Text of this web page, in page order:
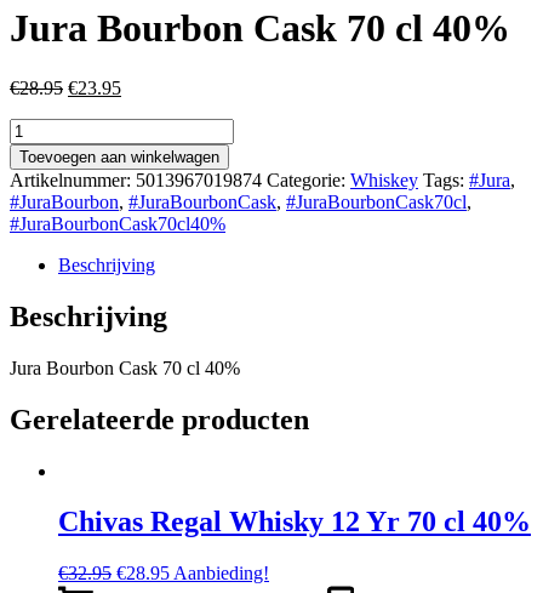
Jura Bourbon Cask 70 cl 40%
€28.95 Oorspronkelijke
€28.95.
€23.95Huidige
€23.95.
Jura
Bourbon
Cask
70
cl
40%
aantal
Toevoegen aan winkelwagen
Artikelnummer: 5013967019874 Categorie: Whiskey Tags: #Jura,
#JuraBourbon, #JuraBourbonCask, #JuraBourbonCask70cl,
#JuraBourbonCask70cl40%
Beschrijving
Beschrijving
Jura Bourbon Cask 70 cl 40%
Gerelateerde producten
Chivas Regal Whisky 12 Yr 70 cl 40%
€32.95 Oorspronkelijke
€28.95Huidige
Aanbieding!